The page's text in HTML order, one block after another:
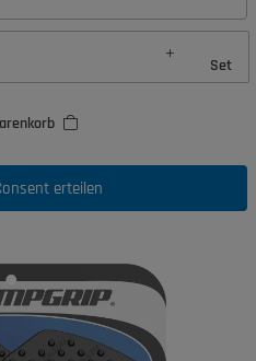
Set
erteilen